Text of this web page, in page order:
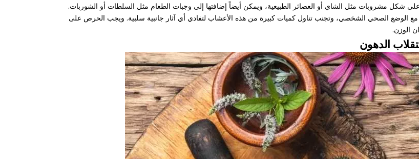
مشروبات مثل الشاي أو العصائر الطبيعية، ويمكن أيضاً إضافتها إلى وجبات الطعام مثل السلطات أو الشوربات.
الوضع الصحي الشخصي، وتجنب تناول كميات كبيرة من هذه الأعشاب لتفادي أي آثار جانبية سلبية. ويجب الحرص على
الوزن.
الدهون